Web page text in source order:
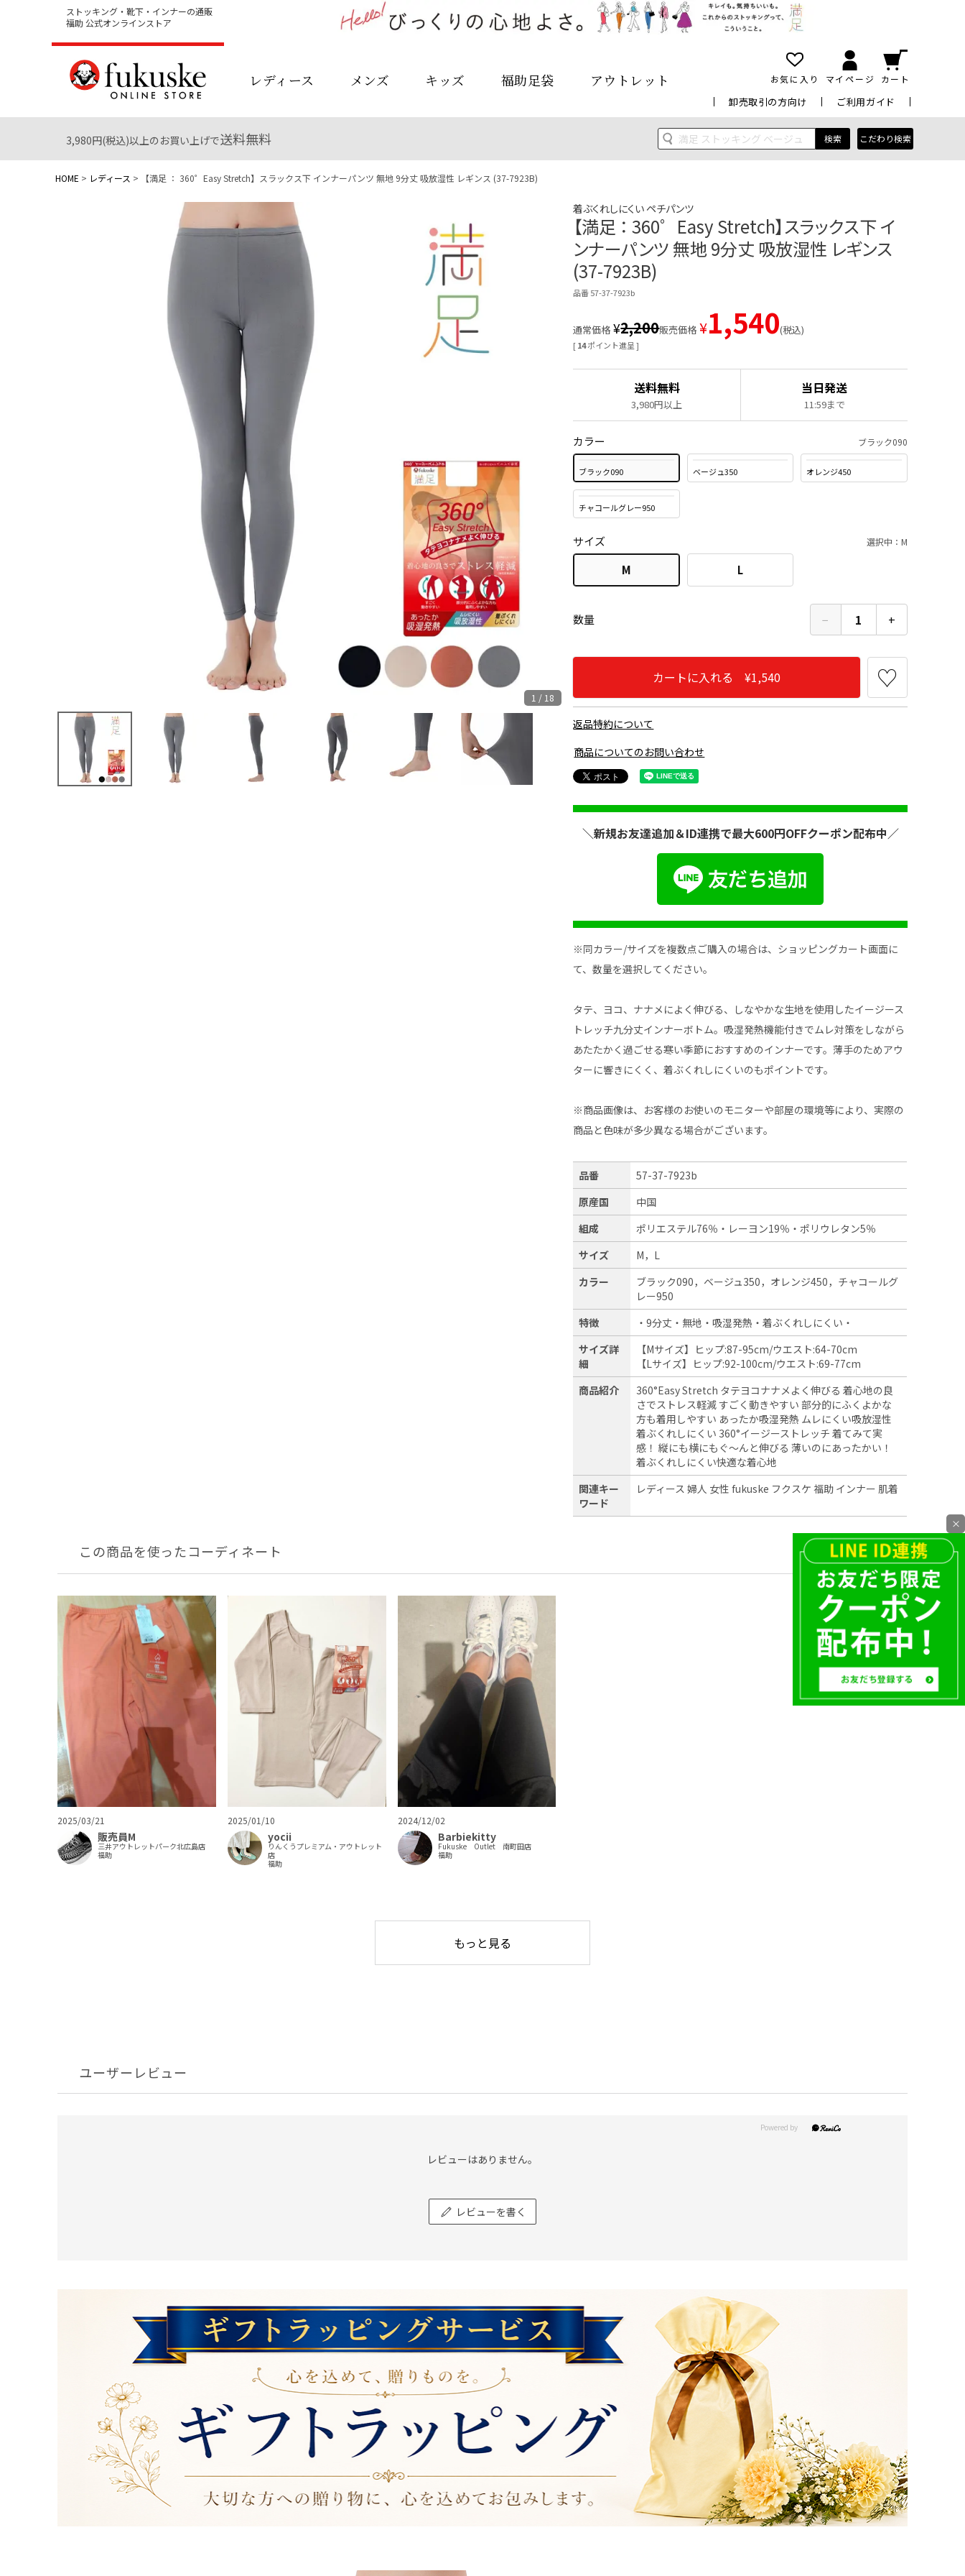
ストッキング・靴下・インナーの通販
福助 公式オンラインストア
レディース メンズ キッズ 福助足袋 アウトレット お気に入り マイページ カート
卸売取引の方向け ご利用ガイド
3,980円(税込)以上のお買い上げで送料無料 検索 こだわり検索
HOME レディース 【満足 ： 360゜Easy Stretch】スラックス下 インナーパンツ 無地 9分丈 吸放湿性 レギンス (37-7923B)
1 / 18
着ぶくれしにくい ペチパンツ
【満足 ： 360゜Easy Stretch】スラックス下 イ
ンナーパンツ 無地 9分丈 吸放湿性 レギンス
(37-7923B)
品番 57-37-7923b
[14ポイント進呈 ]
通常価格 ¥2,200販売価格 ¥1,540 税込
送料無料
3,980円以上
当日発送
11:59まで
カラー ブラック090
ブラック090 ベージュ350 オレンジ450
チャコールグレー950
サイズ 選択中：M
M L
数量 − 1 +
カートに入れる ¥1,540
返品特約について
商品についてのお問い合わせ
＼新規お友達追加＆ID連携で最大600円OFFクーポン配布中／
※同カラー/サイズを複数点ご購入の場合は、ショッピングカート画面に
て、数量を選択してください。
タテ、ヨコ、ナナメによく伸びる、しなやかな生地を使用したイージース
トレッチ九分丈インナーボトム。吸湿発熱機能付きでムレ対策をしながら
あたたかく過ごせる寒い季節におすすめのインナーです。薄手のためアウ
ターに響きにくく、着ぶくれしにくいのもポイントです。
※商品画像は、お客様のお使いのモニターや部屋の環境等により、実際の
商品と色味が多少異なる場合がございます。
品番
57-37-7923b
原産国
中国
組成
ポリエステル76％・レーヨン19％・ポリウレタン5％
サイズ
M，L
カラー
ブラック090，ベージュ350，オレンジ450，チャコールグ
レー950
特徴
・9分丈・無地・吸湿発熱・着ぶくれしにくい・
サイズ詳
細
【Mサイズ】ヒップ:87-95cm/ウエスト:64-70cm
【Lサイズ】ヒップ:92-100cm/ウエスト:69-77cm
商品紹介
360°Easy Stretch タテヨコナナメよく伸びる 着心地の良
さでストレス軽減 すごく動きやすい 部分的にふくよかな
方も着用しやすい あったか吸湿発熱 ムレにくい吸放湿性
着ぶくれしにくい 360°イージーストレッチ 着てみて実
感！ 縦にも横にもぐ～んと伸びる 薄いのにあったかい！
着ぶくれしにくい快適な着心地
関連キー
ワード
レディース 婦人 女性 fukuske フクスケ 福助 インナー 肌着
この商品を使ったコーディネート
2025/03/21
販売員M
三井アウトレットパーク北広島店
福助
2025/01/10
yocii
りんくうプレミアム・アウトレット
店
福助
2024/12/02
Barbiekitty
Fukuske Outlet 南町田店
福助
もっと見る
ユーザーレビュー
レビューはありません。
レビューを書く
×